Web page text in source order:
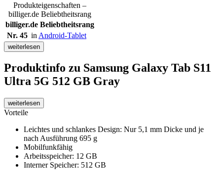
Produkteigenschaften –
billiger.de Beliebtheitsrang
billiger.de Beliebtheitsrang
Nr. 45 in Android-Tablet
weiterlesen
Produktinfo zu Samsung Galaxy Tab S11
Ultra 5G 512 GB Gray
weiterlesen
Vorteile
Leichtes und schlankes Design: Nur 5,1 mm Dicke und je
nach Ausführung 695 g
Mobilfunkfähig
Arbeitsspeicher: 12 GB
Interner Speicher: 512 GB